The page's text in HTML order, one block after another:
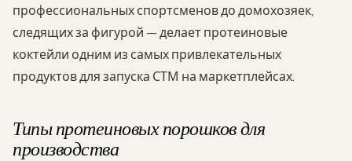
профессиональных спортсменов до домохозяек,
следящих за фигурой — делает протеиновые
коктейли одним из самых привлекательных
продуктов для запуска СТМ на маркетплейсах.
Типы протеиновых порошков для
производства